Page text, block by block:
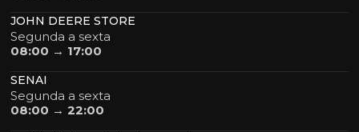
JOHN DEERE STORE
Segunda a sexta
08:00 → 17:00
SENAI
Segunda a sexta
08:00 → 22:00